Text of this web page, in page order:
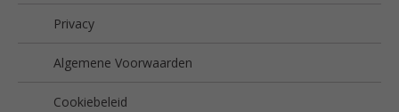
Privacy
Algemene Voorwaarden
Cookiebeleid